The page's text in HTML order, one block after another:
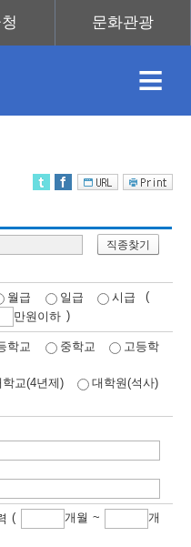
≡
용
정
재
정
업
훈
정
업
도
미
터
안
직종찾기
월급 일급 시급
(
만원이하 )
학교 중학교
고등학
학교(4년제)
대학원(석사)
( 개월 ~
개